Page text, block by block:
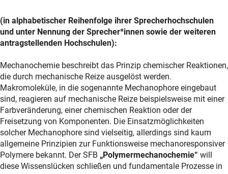
(in alphabetischer Reihenfolge ihrer Sprecherhochschulen
und unter Nennung der Sprecher*innen sowie der weiteren
antragstellenden Hochschulen):
Mechanochemie beschreibt das Prinzip chemischer Reaktionen,
die durch mechanische Reize ausgelöst werden.
Makromoleküle, in die sogenannte Mechanophore eingebaut
sind, reagieren auf mechanische Reize beispielsweise mit einer
Farbveränderung, einer chemischen Reaktion oder der
Freisetzung von Komponenten. Die Einsatzmöglichkeiten
solcher Mechanophore sind vielseitig, allerdings sind kaum
allgemeine Prinzipien zur Funktionsweise mechanoresponsiver
Polymere bekannt. Der SFB „Polymermechanochemie“ will
diese Wissenslücken schließen und fundamentale Prozesse in